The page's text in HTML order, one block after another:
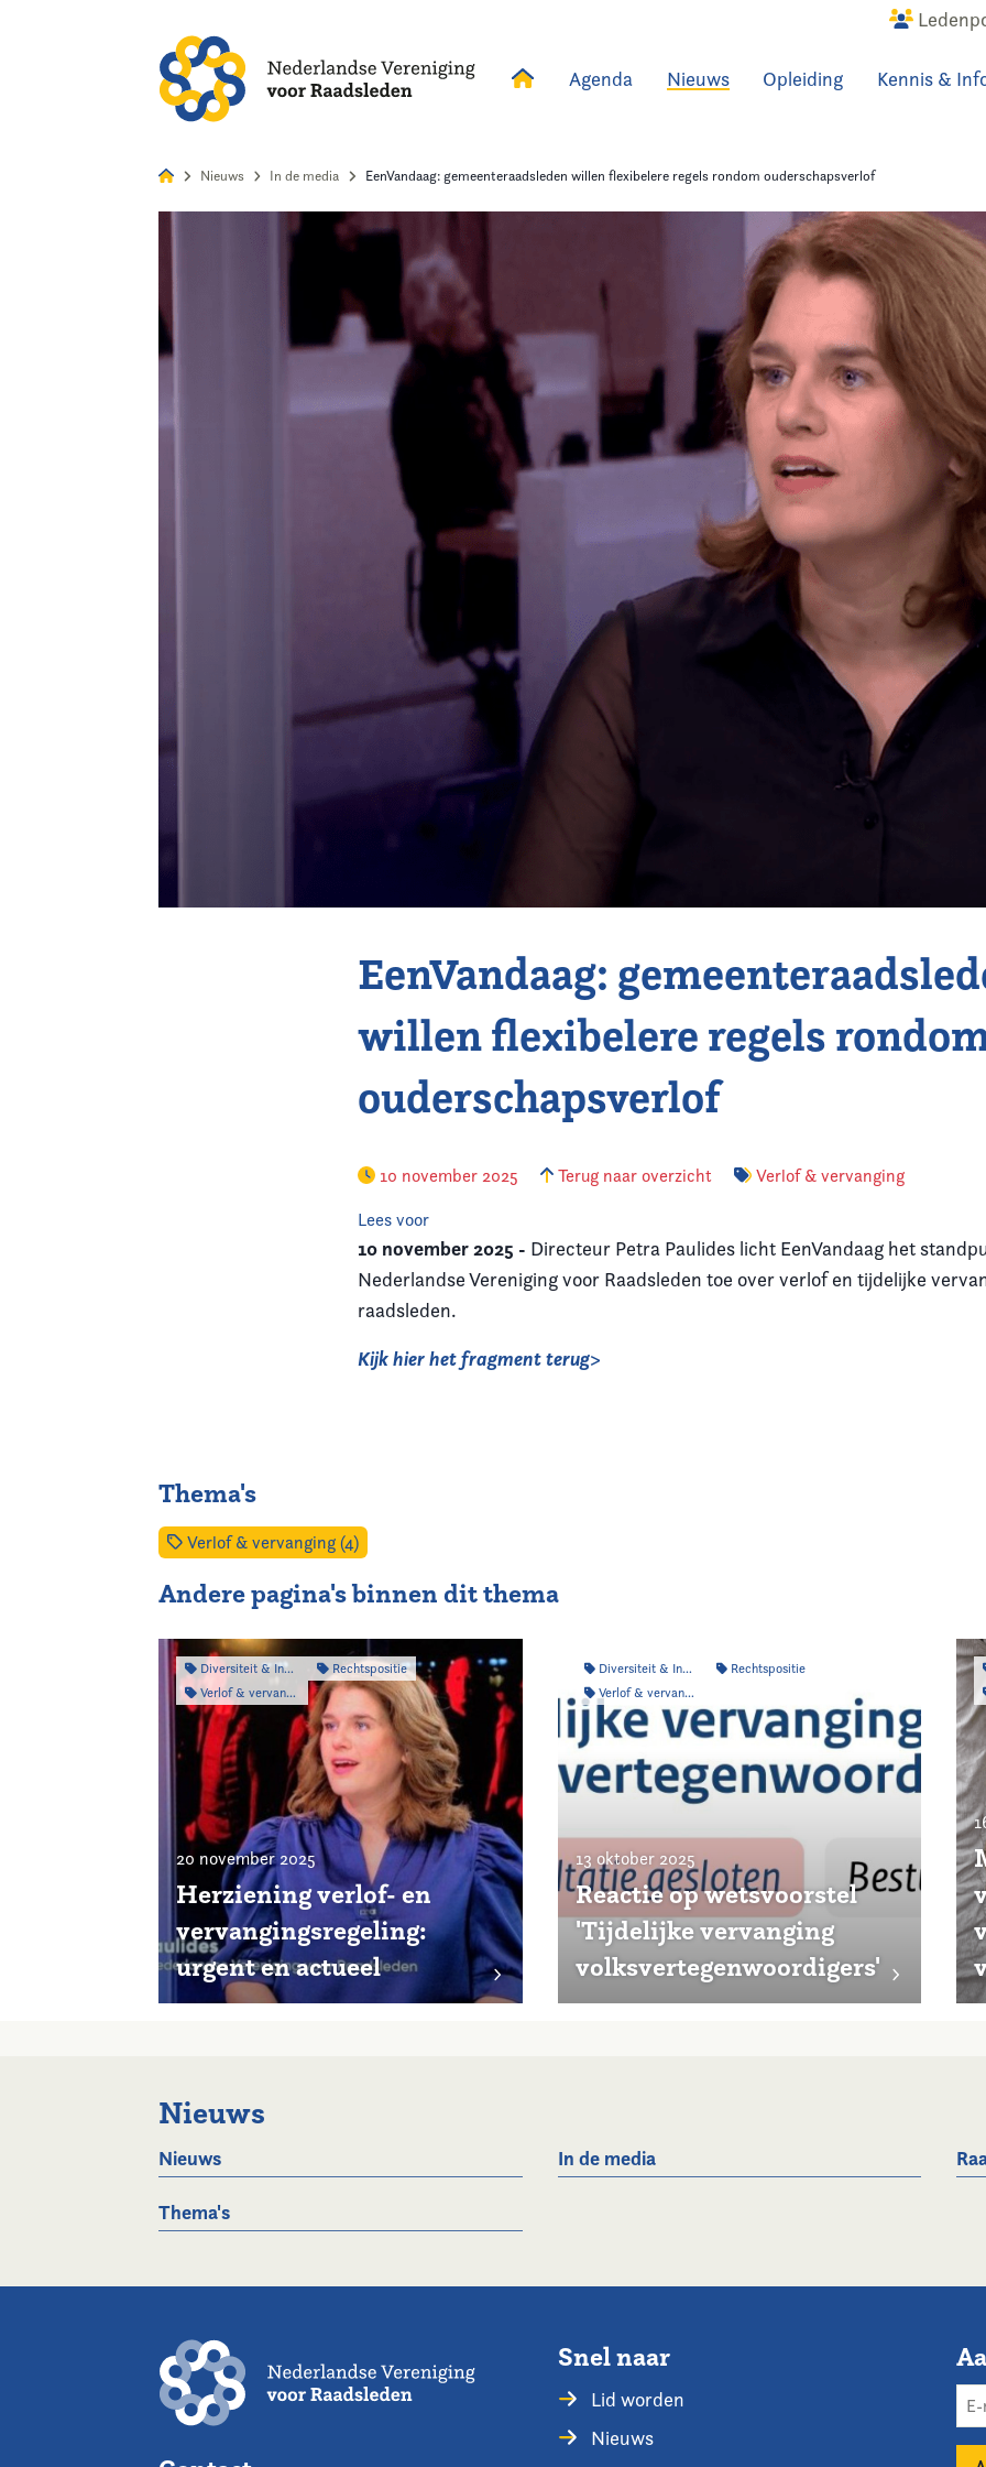
Agenda Nieuws Opleiding Kennis &
Nieuws In de media EenVandaag: gemeenteraadsleden willen flexibelere regels rondom ouderschapsverlof
EenVandaag:
willen flexibelere regels
ouderschapsverlof
10 november 2025 Terug naar overzicht Verlof & vervanging
Lees voor
10 november 2025 - Directeur Petra Paulides licht EenVandaag het
Nederlandse Vereniging voor Raadsleden toe over verlof en tijdelijke
raadsleden.
Kijk hier het fragment terug>
Thema's
Verlof & vervanging (4)
Andere pagina's binnen dit thema
Diversiteit & Inclusiviteit
Rechtspositie
Verlof & vervanging
20 november 2025
Herziening verlof- en
vervangingsregeling:
urgent en actueel
Diversiteit & Inclusiviteit
Rechtspositie
Verlof & vervanging
13 oktober 2025
Reactie op wetsvoorstel
'Tijdelijke vervanging
volksvertegenwoordigers'
Nieuws
Nieuws In de media
Thema's
Snel naar
Lid worden
Nieuws